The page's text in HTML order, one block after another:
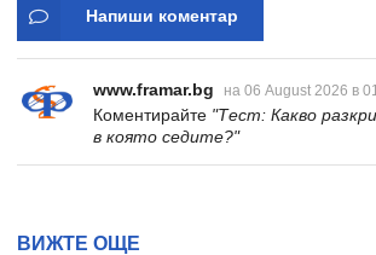
Напиши коментар
www.framar.bg на 06 August 2026 в
Коментирайте "Тест: Какво
в която седите?"
ВИЖТЕ ОЩЕ